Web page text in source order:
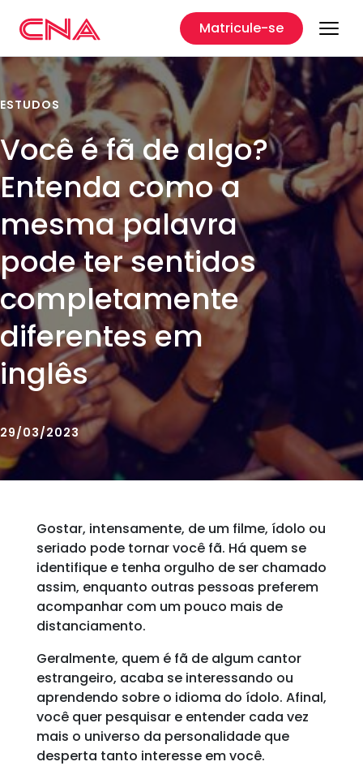
Matricule-se
ESTUDOS
Você é fã de algo?
Entenda como a
mesma palavra
pode ter sentidos
completamente
diferentes em
inglês
29/03/2023
Gostar, intensamente, de um filme, ídolo ou
seriado pode tornar você fã. Há quem se
identifique e tenha orgulho de ser chamado
assim, enquanto outras pessoas preferem
acompanhar com um pouco mais de
distanciamento.
Geralmente, quem é fã de algum cantor
estrangeiro, acaba se interessando ou
aprendendo sobre o idioma do ídolo. Afinal,
você quer pesquisar e entender cada vez
mais o universo da personalidade que
desperta tanto interesse em você.